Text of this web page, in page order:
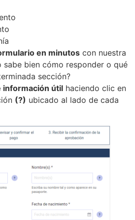
en minutos con nuestra
sabe bien cómo responder o qué
sección?
información útil haciendo clic en
(?) ubicado al lado de cada